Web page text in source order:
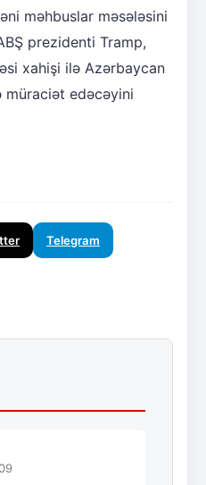
məhbuslar məsələsini
prezidenti Tramp,
xahişi ilə Azərbaycan
müraciət edəcəyini
Telegram